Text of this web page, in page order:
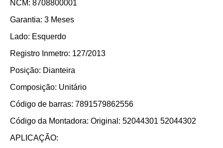
NCM: 8708800001
Garantia: 3 Meses
Lado: Esquerdo
Registro Inmetro: 127/2013
Posição: Dianteira
Composição: Unitário
Código de barras: 7891579862556
Código da Montadora: Original: 52044301 52044302
APLICAÇÃO: